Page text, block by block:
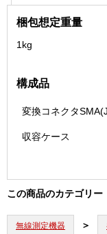
梱包想定重量
1kg
構成品
変換コネクタ
収容ケース
この商品のカテゴリー
無線測定機器